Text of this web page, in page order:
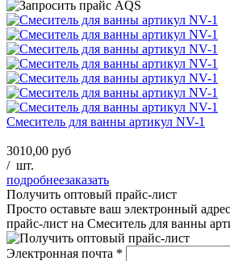
Смеситель для ванны артикул NV-1
3010,00 руб
/ шт.
подробнеезаказать
Получить оптовый прайс-лист
Просто оставьте ваш электронный
прайс-лист на Смеситель для ванны
Электронная почта *